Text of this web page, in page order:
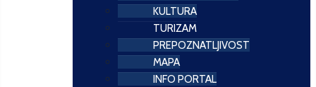
KULTURA
TURIZAM
PREPOZNATLJIVOST
MAPA
INFO PORTAL